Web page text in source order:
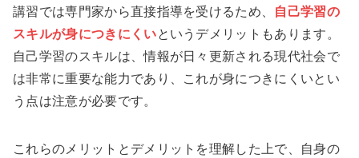
講習では専門家から直接指導を受けるため、 自己学習の
スキルが身につきにくいというデメリットもあります。
自己学習のスキルは、情報が日々更新される現代社会で
は非常に重要な能力であり、これが身につきにくいとい
う点は注意が必要です。
これらのメリットとデメリットを理解した上で、自身の